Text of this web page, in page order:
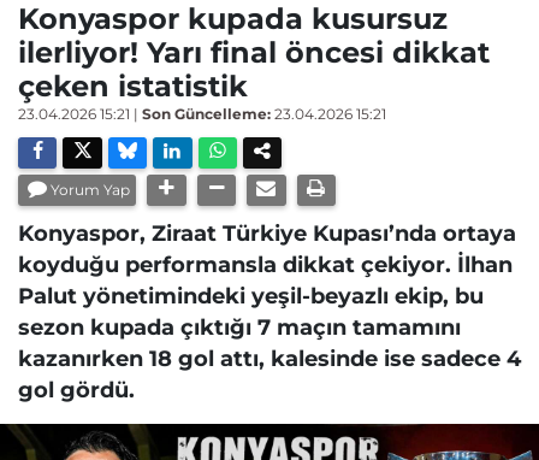
Konyaspor kupada kusursuz
ilerliyor! Yarı final öncesi dikkat
çeken istatistik
23.04.2026 15:21 | Son Güncelleme: 23.04.2026 15:21
Yorum Yap
Konyaspor, Ziraat Türkiye Kupası’nda ortaya
koyduğu performansla dikkat çekiyor. İlhan
Palut yönetimindeki yeşil-beyazlı ekip, bu
sezon kupada çıktığı 7 maçın tamamını
kazanırken 18 gol attı, kalesinde ise sadece 4
gol gördü.